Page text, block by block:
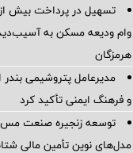
وام ودیعه مسکن به
هرمزگان
مدیرعامل پتروشیمی بندر
و فرهنگ ایمنی تأکید کرد
توسعه زنجیره صنعت مس
مدل‌های نوین تأمین مالی